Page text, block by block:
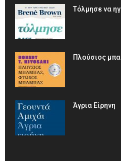
Τόλμησε να
Πλούσιος
Άγρια Είρηνη